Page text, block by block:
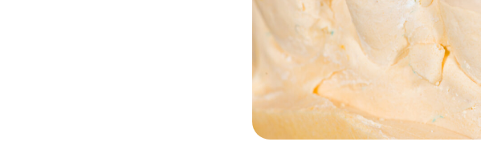
Зачем нужны зубные вкладки в
Данный тип реставрации используют по
вкладкой восстанавливают коронковую
разрушена более чем на 1/3. При более
поверхность зуба повреждена на 2/3,
коронки. Восстановить передние зубы
существуют виниры или люминиры.